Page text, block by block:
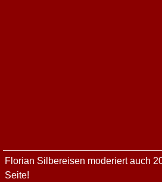
Florian Silbereisen moderiert auch
Seite!